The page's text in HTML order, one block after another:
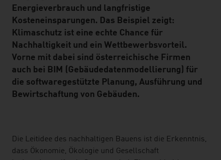
Energieverbrauch und langfristige
Kosteneinsparungen. Das Beispiel zeigt:
Klimaschutz ist eine echte Chance für
Nachhaltigkeit und ein Wettbewerbsvorteil.
Vorne mit dabei sind österreichische Firmen
auch bei BIM (Gebäudedatenmodellierung) für
die softwaregestützte Planung, Ausführung und
Bewirtschaftung von Gebäuden.
listen
Die Leitidee des nachhaltigen Bauens ist die Erkenntnis,
dass Ökonomie, Ökologie und Gesellschaft